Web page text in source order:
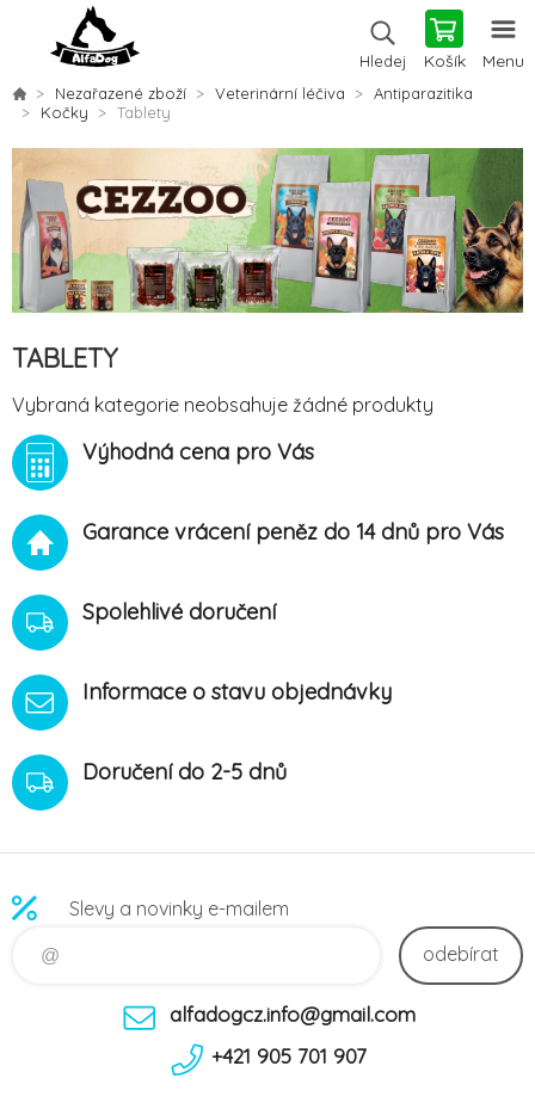
Hledej Košík Menu
Nezařazené zboží Veterinární léčiva
Antiparazitika
Kočky
Tablety
TABLETY
Vybraná kategorie neobsahuje žádné produkty
Výhodná cena pro Vás
Garance vrácení peněz do 14 dnů pro Vás
Spolehlivé doručení
Informace o stavu objednávky
Doručení do 2-5 dnů
Slevy a novinky e-mailem
odebírat
alfadogcz.info@gmail.com
+421 905 701 907